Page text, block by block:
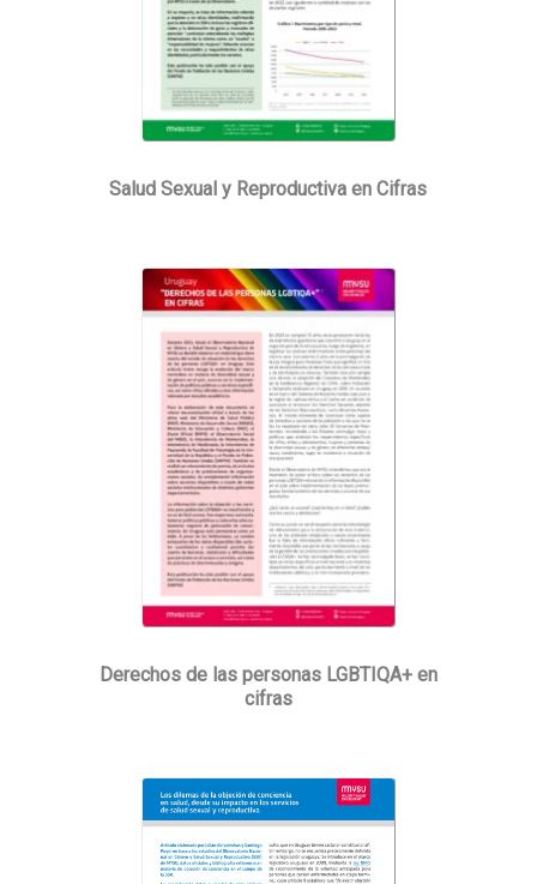
Salud Sexual y Reproductiva en Cifras
Derechos de las personas LGBTIQA+ en
cifras